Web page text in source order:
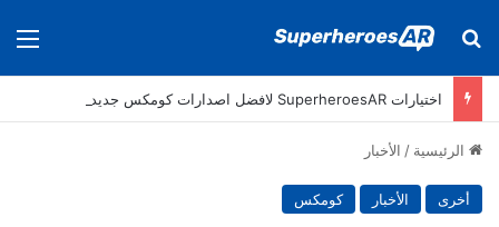
بحث عن
الرئيسية / الأخبار
أخرى الأخبار كومكس